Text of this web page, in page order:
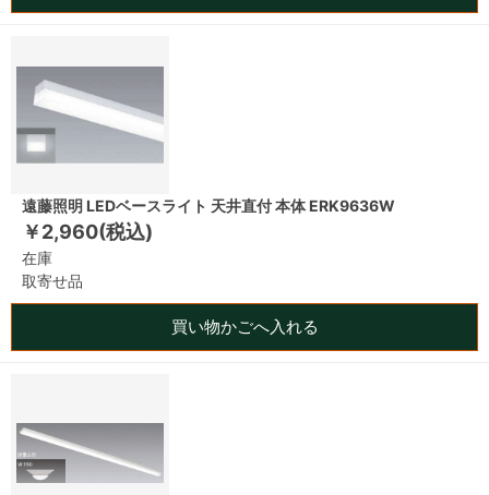
遠藤照明 LEDベースライト 天井直付 本体 ERK9636W
￥2,960(税込)
在庫
取寄せ品
買い物かごへ入れる